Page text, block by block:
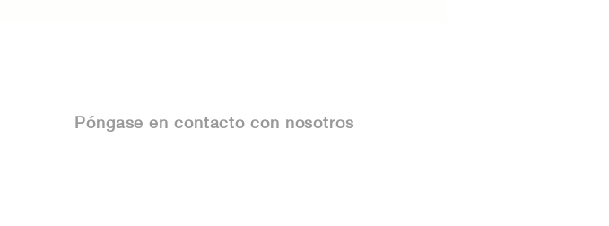
Póngase en contacto con nosotros